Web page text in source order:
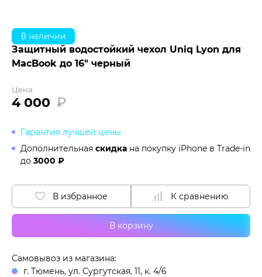
В наличии
Защитный водостойкий чехол Uniq Lyon для
MacBook до 16" черный
Цена
4 000 ₽
Гарантия лучшей цены
Дополнительная скидка на покупку iPhone в Trade-in
до 3000 ₽
В корзину
В избранное К сравнению
Самовывоз из магазина:
г. Тюмень, ул. Сургутская, 11, к. 4/6